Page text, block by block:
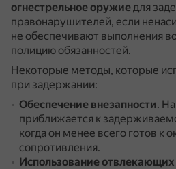
огнестрельное оружиедля
правонарушителей, если
не обеспечивают выполнения
полицию обязанностей.
Некоторые методы, которые
при задержании:
Обеспечение внезапности.
приближается к
когда он менее всего готов к
сопротивления.
Использование отвлекающих